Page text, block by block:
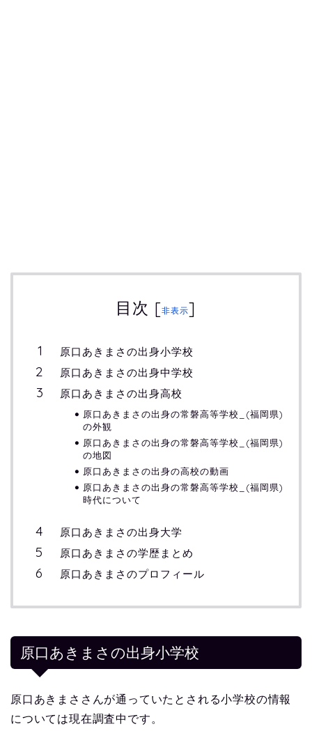
目次 [非表示]
原口あきまさの出身小学校
原口あきまさの出身中学校
原口あきまさの出身高校
原口あきまさの出身の常磐高等学校_(福岡県)
の外観
原口あきまさの出身の常磐高等学校_(福岡県)
の地図
原口あきまさの出身の高校の動画
原口あきまさの出身の常磐高等学校_(福岡県)
時代について
原口あきまさの出身大学
原口あきまさの学歴まとめ
原口あきまさのプロフィール
原口あきまさの出身小学校
原口あきまささんが通っていたとされる小学校の情報
については現在調査中です。